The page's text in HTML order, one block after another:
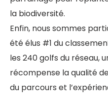
la biodiversité.
Enfin, nous sommes
été élus #1 du
les 240 golfs du réseau,
récompense la qualité
du parcours et